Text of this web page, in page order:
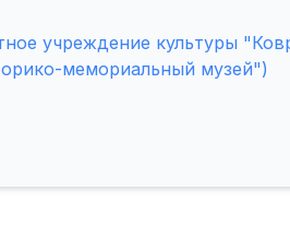
учреждение культуры
мемориальный музей")